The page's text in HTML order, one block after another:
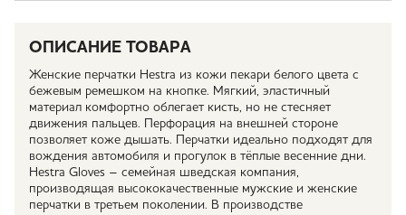
ОПИСАНИЕ ТОВАРА
Женские перчатки Hestra из кожи пекари белого цвета с
бежевым ремешком на кнопке. Мягкий, эластичный
материал комфортно облегает кисть, но не стесняет
движения пальцев. Перфорация на внешней стороне
позволяет коже дышать. Перчатки идеально подходят для
вождения автомобиля и прогулок в тёплые весенние дни.
Hestra Gloves – семейная шведская компания,
производящая высококачественные мужские и женские
перчатки в третьем поколении. В производстве